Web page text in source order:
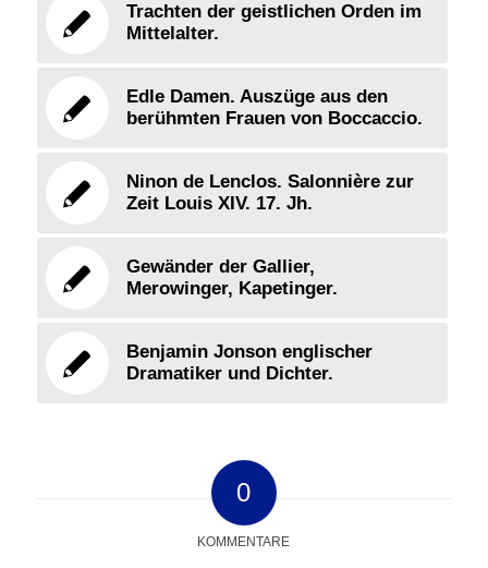
Trachten der geistlichen Orden im
Mittelalter.
Edle Damen. Auszüge aus den
berühmten Frauen von Boccaccio.
Ninon de Lenclos. Salonnière zur
Zeit Louis XIV. 17. Jh.
Gewänder der Gallier,
Merowinger, Kapetinger.
Benjamin Jonson englischer
Dramatiker und Dichter.
0
KOMMENTARE